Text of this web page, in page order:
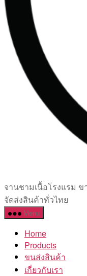
เซรามิค
ครบ
ครัน
โรงงาน
จานชามเนื้อโรงแรม
จัดส่งสินค้าทั่วไทย
Menu
Home
Products
ขนส่งสินค้า
เกี่ยวกับเรา